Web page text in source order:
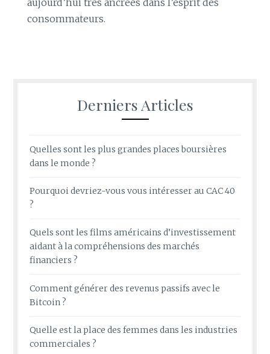
consommateurs.
Derniers Articles
Quelles sont les plus grandes places boursières
dans le monde ?
Pourquoi devriez-vous vous intéresser au CAC 40
?
Quels sont les films américains d’investissement
aidant à la compréhensions des marchés
financiers ?
Comment générer des revenus passifs avec le
Bitcoin ?
Quelle est la place des femmes dans les industries
commerciales ?